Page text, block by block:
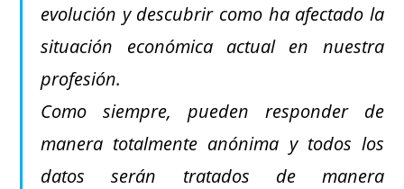
evolución y descubrir como ha afectado la
situación económica actual en nuestra
profesión.
Como siempre, pueden responder de
manera totalmente anónima y todos los
datos serán tratados de manera